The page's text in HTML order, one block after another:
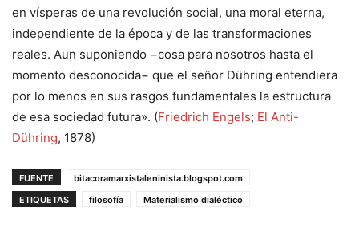
en vísperas de una revolución social, una moral eterna,
independiente de la época y de las transformaciones
reales. Aun suponiendo −cosa para nosotros hasta el
momento desconocida− que el señor Dühring entendiera
por lo menos en sus rasgos fundamentales la estructura
de esa sociedad futura». (Friedrich Engels; El Anti-
Dühring, 1878)
FUENTE
bitacoramarxistaleninista.blogspot.com
ETIQUETAS
filosofía Materialismo dialéctico